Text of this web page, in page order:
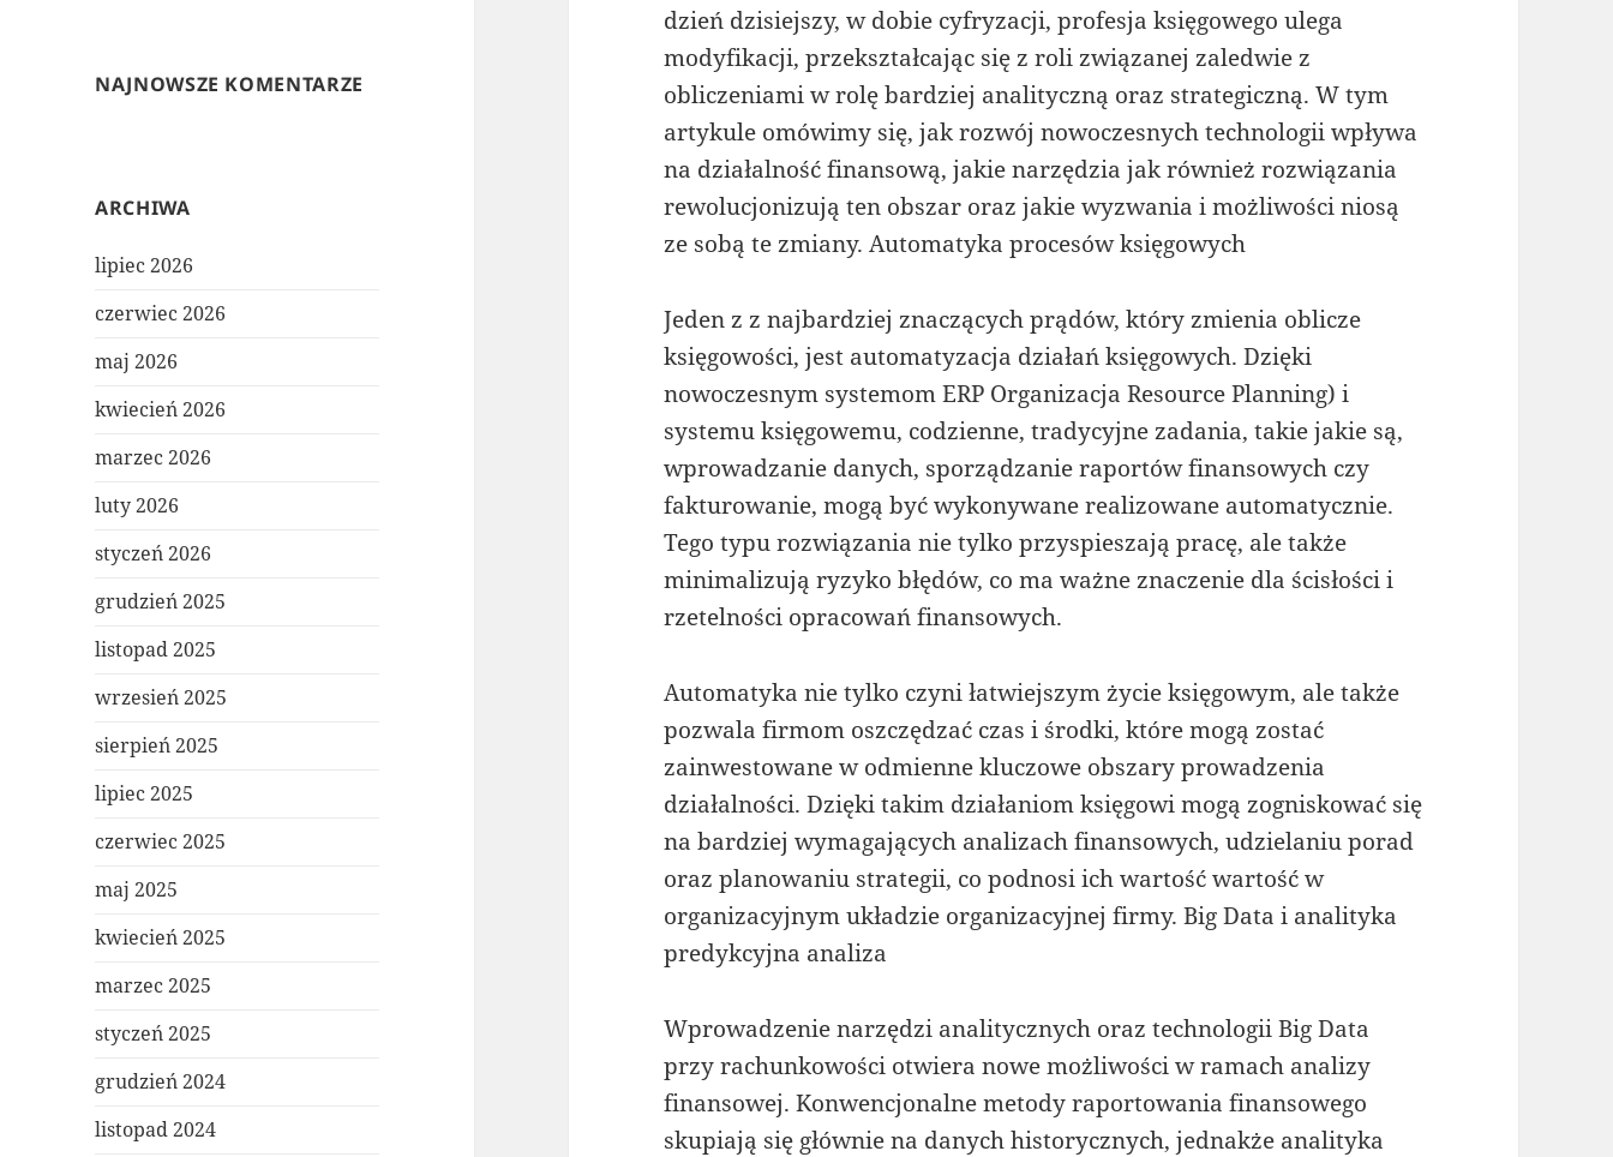
NAJNOWSZE KOMENTARZE
ARCHIWA
lipiec 2026
czerwiec 2026
maj 2026
kwiecień 2026
marzec 2026
luty 2026
styczeń 2026
grudzień 2025
listopad 2025
wrzesień 2025
sierpień 2025
lipiec 2025
czerwiec 2025
maj 2025
kwiecień 2025
marzec 2025
styczeń 2025
grudzień 2024
listopad 2024
dzień dzisiejszy, w dobie cyfryzacji, profesja księgowego ulega
modyfikacji, przekształcając się z roli związanej zaledwie z
obliczeniami w rolę bardziej analityczną oraz strategiczną. W tym
artykule omówimy się, jak rozwój nowoczesnych technologii wpływa
na działalność finansową, jakie narzędzia jak również rozwiązania
rewolucjonizują ten obszar oraz jakie wyzwania i możliwości niosą
ze sobą te zmiany. Automatyka procesów księgowych
Jeden z z najbardziej znaczących prądów, który zmienia oblicze
księgowości, jest automatyzacja działań księgowych. Dzięki
nowoczesnym systemom ERP Organizacja Resource Planning) i
systemu księgowemu, codzienne, tradycyjne zadania, takie jakie są,
wprowadzanie danych, sporządzanie raportów finansowych czy
fakturowanie, mogą być wykonywane realizowane automatycznie.
Tego typu rozwiązania nie tylko przyspieszają pracę, ale także
minimalizują ryzyko błędów, co ma ważne znaczenie dla ścisłości i
rzetelności opracowań finansowych.
Automatyka nie tylko czyni łatwiejszym życie księgowym, ale także
pozwala firmom oszczędzać czas i środki, które mogą zostać
zainwestowane w odmienne kluczowe obszary prowadzenia
działalności. Dzięki takim działaniom księgowi mogą zogniskować się
na bardziej wymagających analizach finansowych, udzielaniu porad
oraz planowaniu strategii, co podnosi ich wartość wartość w
organizacyjnym układzie organizacyjnej firmy. Big Data i analityka
predykcyjna analiza
Wprowadzenie narzędzi analitycznych oraz technologii Big Data
przy rachunkowości otwiera nowe możliwości w ramach analizy
finansowej. Konwencjonalne metody raportowania finansowego
skupiają się głównie na danych historycznych, jednakże analityka